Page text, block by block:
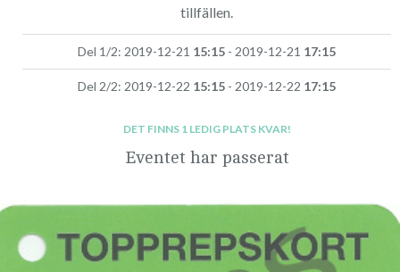
tillfällen.
Del 1/2: 2019-12-21 15:15 - 2019-12-21 17:15
Del 2/2: 2019-12-22 15:15 - 2019-12-22 17:15
DET FINNS 1 LEDIG PLATS KVAR!
Eventet har passerat